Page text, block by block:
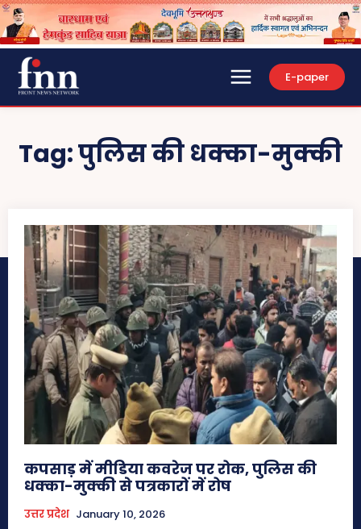
E-paper
Tag:पुलिस की धक्का-मुक्की
कपसाड़ में मीडिया कवरेज पर रोक, पुलिस की
धक्का-मुक्की से पत्रकारों में रोष
उत्तर प्रदेश January 10, 2026